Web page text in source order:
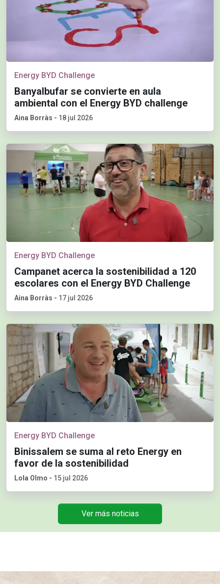
Energy BYD Challenge
Banyalbufar se convierte en aula
ambiental con el Energy BYD challenge
Aina Borràs - 18 jul 2026
Energy BYD Challenge
Campanet acerca la sostenibilidad a 120
escolares con el Energy BYD Challenge
Aina Borràs - 17 jul 2026
Energy BYD Challenge
Binissalem se suma al reto Energy en
favor de la sostenibilidad
Lola Olmo - 15 jul 2026
Ver más noticias